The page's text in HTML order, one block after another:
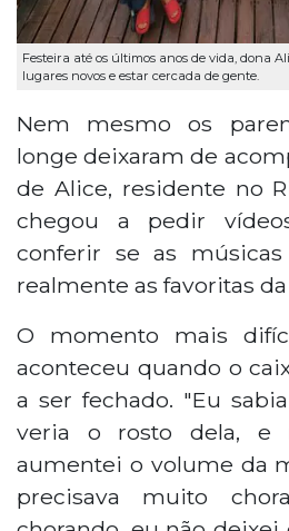
Festeira até os últimos anos de vida, dona
lugares novos e estar cercada de gente.
Nem mesmo os
longe deixaram de
de Alice, residente no
chegou a pedir
conferir se as músicas
realmente as favoritas
O momento mais
aconteceu quando o
a ser fechado. "Eu
veria o rosto dela, e
aumentei o volume da
precisava muito